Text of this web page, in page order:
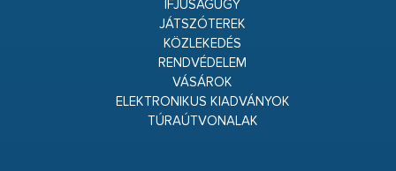
IFJÚSÁGÜGY
JÁTSZÓTEREK
KÖZLEKEDÉS
RENDVÉDELEM
VÁSÁROK
ELEKTRONIKUS KIADVÁNYOK
TÚRAÚTVONALAK